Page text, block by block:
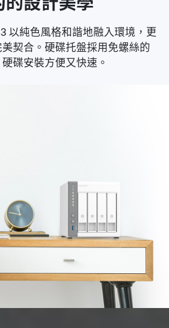
以純色風格和諧地融入環境，更
契合。硬碟托盤採用免螺絲的
碟安裝方便又快速。